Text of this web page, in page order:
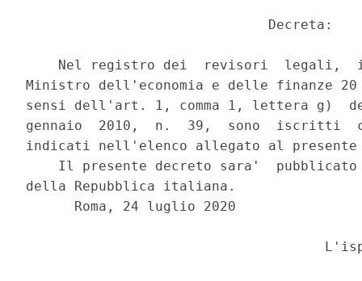
                              Decreta:
Nel registro dei  revisori  legali,
Ministro dell'economia e delle finanze
sensi dell'art. 1, comma 1, lettera g)
gennaio  2010,  n.  39,  sono  iscritti
indicati nell'elenco allegato al
Il presente decreto sara'
della Repubblica italiana.
      Roma, 24 luglio 2020